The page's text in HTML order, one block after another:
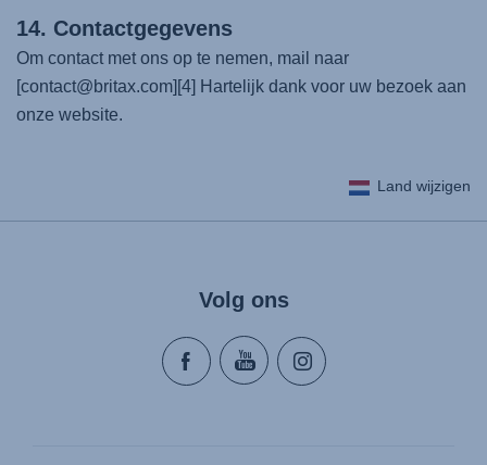
14. Contactgegevens
Om contact met ons op te nemen, mail naar
[contact@britax.com][4] Hartelijk dank voor uw bezoek aan
onze website.
Land wijzigen
Volg ons